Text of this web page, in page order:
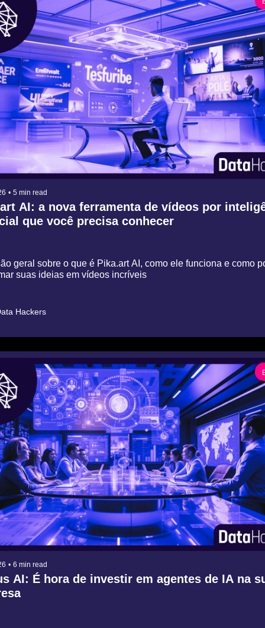
• 5 min read
AI: a nova ferramenta de vídeos por
que você precisa conhecer
geral sobre o que é Pika.art AI, como ele funciona e como
suas ideias em vídeos incríveis
Hackers
• 6 min read
AI: É hora de investir em agentes de IA na